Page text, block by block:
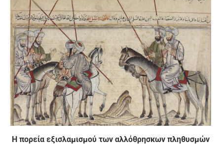
Η πορεία εξισλαμισμού των αλλόθρησκων πληθυσμών